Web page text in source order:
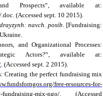
Prospects“, available at:
(Accessed sept. 10 2015).
navch. posib. [Fundraising:
and Organizational Processes:
Actors?“, available at:
. (Accessed sept. 2 2015).
Creating the perfect fundraising mix
free-resources-for-
fundraising-mix-ngo/. (Accessed